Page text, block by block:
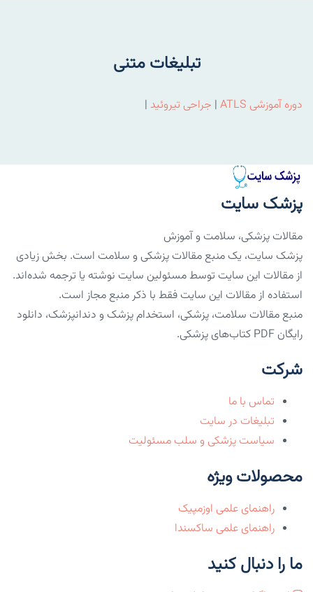
تبلیغات متنی
دوره آموزشی ATLS | جراحی تیروئید |
پزشک سایت
مقالات پزشکی، سلامت و آموزش
پزشک سایت، یک منبع مقالات پزشکی و سلامت است. بخش زیادی
از مقالات این سایت توسط مسئولین سایت نوشته یا ترجمه شده‌اند.
استفاده از مقالات این سایت فقط با ذکر منبع مجاز است.
منبع مقالات سلامت، پزشکی، استخدام پزشک و دندانپزشک، دانلود
رایگان PDF کتاب‌های پزشکی.
شرکت
تماس با ما
تبلیغات در سایت
سیاست پزشکی و سلب مسئولیت
محصولات ویژه
راهنمای علمی اوزمپیک
راهنمای علمی ساکسندا
ما را دنبال کنید